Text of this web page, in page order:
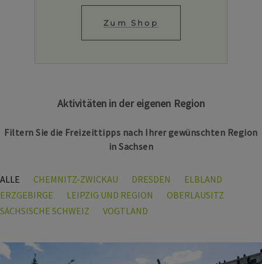
Zum Shop
Aktivitäten in der eigenen Region
Filtern Sie die Freizeittipps nach Ihrer gewünschten Region
in Sachsen
ALLE CHEMNITZ-ZWICKAU DRESDEN
ELBLAND
ERZGEBIRGE
LEIPZIG UND REGION
OBERLAUSITZ
SÄCHSISCHE SCHWEIZ
VOGTLAND